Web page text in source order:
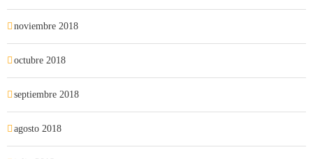
noviembre 2018
octubre 2018
septiembre 2018
agosto 2018